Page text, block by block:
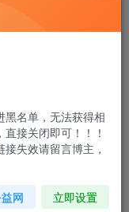
的，升级快，做
的心态有关。快
到合适的服。干
怪、做NPC任
黑名单，无法获得相
接关闭即可！！！
失效请留言博主，
网 立即设置